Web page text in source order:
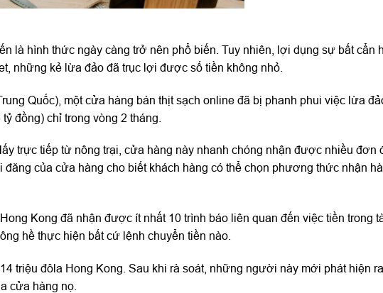
là hình thức ngày càng trở nên phổ biến. Tuy nhiên, lợi dụng sự bất cẩn
những kẻ lừa đảo đã trục lợi được số tiền không nhỏ.
Quốc), một cửa hàng bán thịt sạch online đã bị phanh phui việc lừa
đồng) chỉ trong vòng 2 tháng.
trực tiếp từ nông trại, cửa hàng này nhanh chóng nhận được nhiều đơn
của cửa hàng cho biết khách hàng có thể chọn phương thức nhận
Kong đã nhận được ít nhất 10 trình báo liên quan đến việc tiền trong
hề thực hiện bất cứ lệnh chuyển tiền nào.
triệu đôla Hong Kong. Sau khi rà soát, những người này mới phát hiện
cửa hàng nọ.